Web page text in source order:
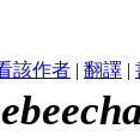
該作者 | 翻譯 |